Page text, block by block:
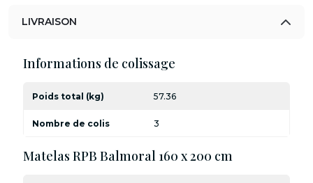
LIVRAISON
Informations de colissage
Poids total (kg) 57.36
Nombre de colis 3
Matelas RPB Balmoral 160 x 200 cm